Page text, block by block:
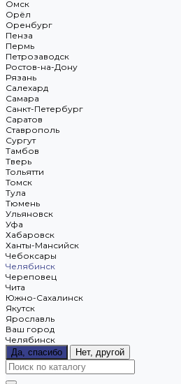
Омск
Орёл
Оренбург
Пенза
Пермь
Петрозаводск
Ростов-на-Дону
Рязань
Салехард
Самара
Санкт-Петербург
Саратов
Ставрополь
Сургут
Тамбов
Тверь
Тольятти
Томск
Тула
Тюмень
Ульяновск
Уфа
Хабаровск
Ханты-Мансийск
Чебоксары
Челябинск
Череповец
Чита
Южно-Сахалинск
Якутск
Ярославль
Ваш город
Челябинск
Да, спасибо
Нет, другой